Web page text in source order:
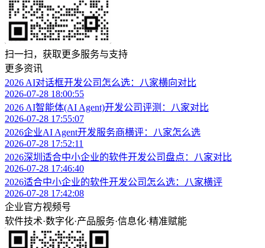
扫一扫，获取更多服务与支持
更多资讯
2026 AI对话框开发公司怎么选：八家横向对比
2026-07-28 18:00:55
2026 AI智能体(AI Agent)开发公司评测：八家对比
2026-07-28 17:55:07
2026企业AI Agent开发服务商横评：八家怎么选
2026-07-28 17:52:11
2026深圳适合中小企业的软件开发公司盘点：八家对比
2026-07-28 17:46:40
2026适合中小企业的软件开发公司怎么选：八家横评
2026-07-28 17:42:08
企业官方视频号
软件技术·数字化·产品服务·信息化·精准赋能